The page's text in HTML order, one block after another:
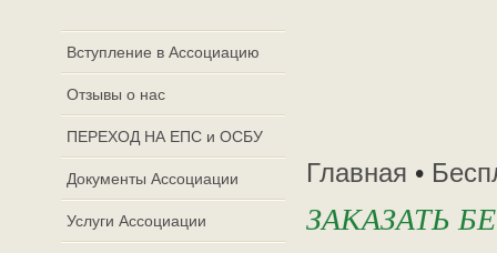
Вступление в Ассоциацию
Отзывы о нас
ПЕРЕХОД НА ЕПС и ОСБУ
Документы Ассоциации
Услуги Ассоциации
Главная •
ЗАКАЗАТЬ